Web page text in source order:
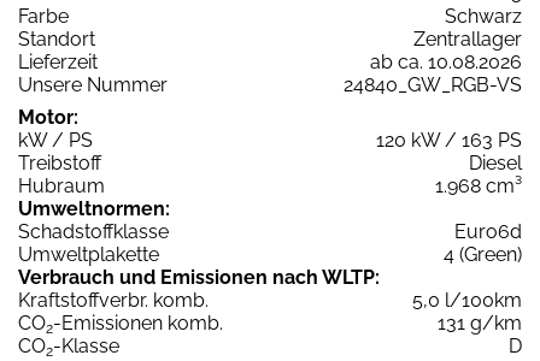
Farbe
Schwarz
Standort
Zentrallager
Lieferzeit
ab ca. 10.08.2026
Unsere Nummer
24840_GW_RGB-VS
Motor:
kW / PS
120 kW / 163 PS
Treibstoff
Diesel
Hubraum
1.968 cm³
Umweltnormen:
Schadstoffklasse
Euro6d
Umweltplakette
4 (Green)
Verbrauch und Emissionen nach WLTP:
Kraftstoffverbr. komb.
5,0 l/100km
CO2-Emissionen komb.
131 g/km
CO2-Klasse
D